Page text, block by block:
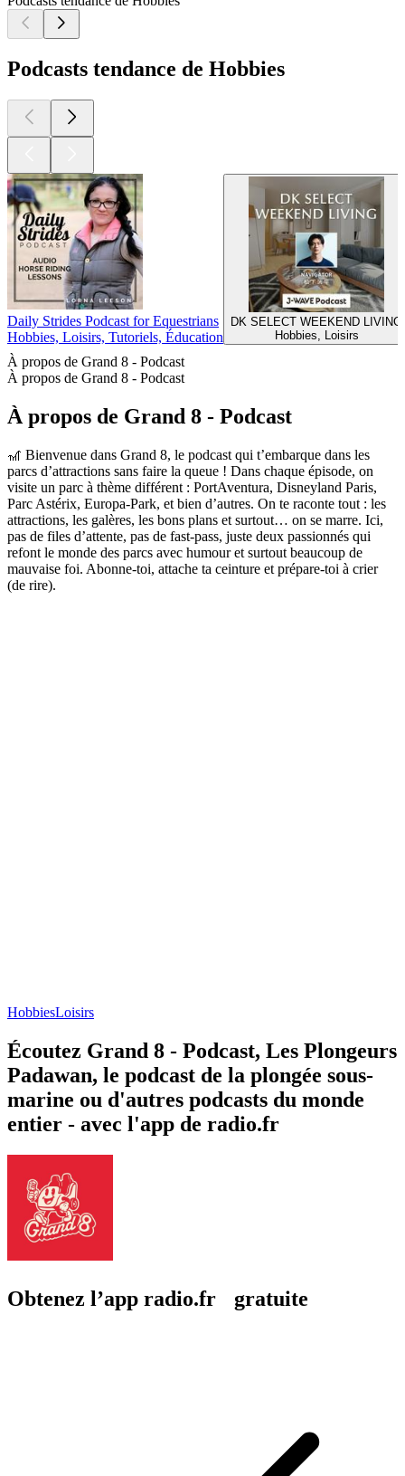
Podcasts tendance de Hobbies
Daily Strides Podcast for Equestrians
Hobbies, Loisirs, Tutoriels, Éducation
DK SELECT WEEKEND LIVING
Hobbies, Loisirs
À propos de Grand 8 - Podcast
À propos de Grand 8 - Podcast
À propos de Grand 8 - Podcast
🎢 Bienvenue dans Grand 8, le podcast qui t’embarque dans les
parcs d’attractions sans faire la queue ! Dans chaque épisode, on
visite un parc à thème différent : PortAventura, Disneyland Paris,
Parc Astérix, Europa-Park, et bien d’autres. On te raconte tout : les
attractions, les galères, les bons plans et surtout… on se marre. Ici,
pas de files d’attente, pas de fast-pass, juste deux passionnés qui
refont le monde des parcs avec humour et surtout beaucoup de
mauvaise foi. Abonne-toi, attache ta ceinture et prépare-toi à crier
(de rire).
HobbiesLoisirs
Écoutez Grand 8 - Podcast, Les Plongeurs
Padawan, le podcast de la plongée sous-
marine ou d'autres podcasts du monde
entier - avec l'app de radio.fr
Obtenez l’app radio.fr gratuite